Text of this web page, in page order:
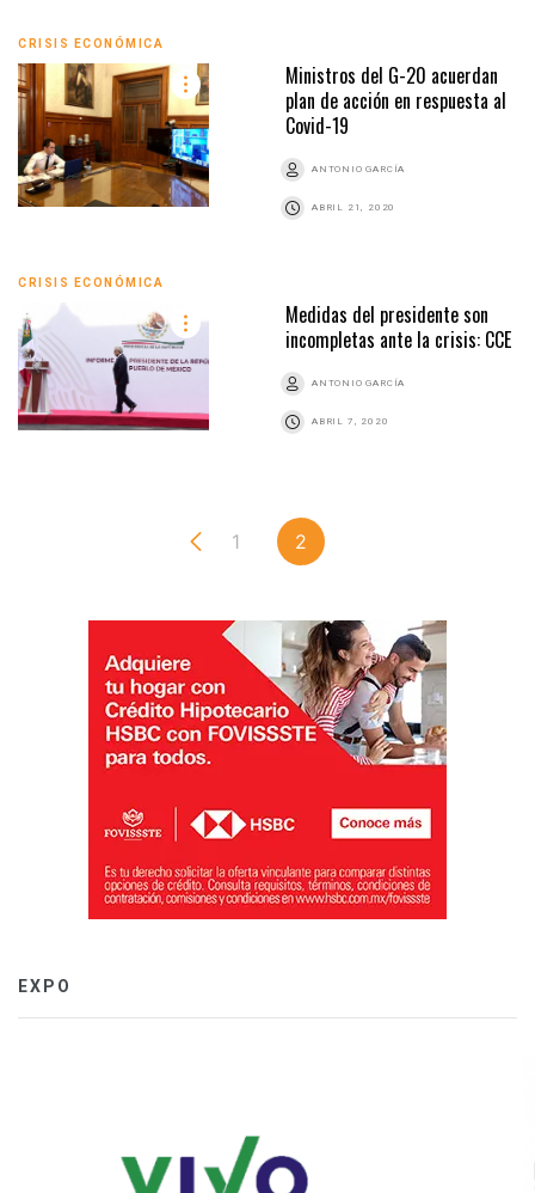
CRISIS ECONÓMICA
Ministros del G-20 acuerdan
plan de acción en respuesta al
Covid-19
ANTONIO GARCÍA
ABRIL 21, 2020
CRISIS ECONÓMICA
Medidas del presidente son
incompletas ante la crisis: CCE
ANTONIO GARCÍA
ABRIL 7, 2020
1 2
EXPO